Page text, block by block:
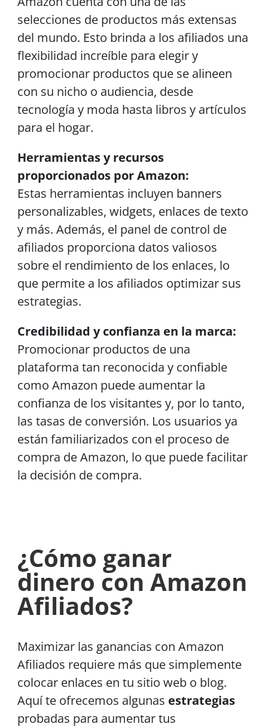
selecciones de productos más extensas
del mundo. Esto brinda a los afiliados una
flexibilidad increíble para elegir y
promocionar productos que se alineen
con su nicho o audiencia, desde
tecnología y moda hasta libros y artículos
para el hogar.
Herramientas y recursos
proporcionados por Amazon:
Estas herramientas incluyen banners
personalizables, widgets, enlaces de texto
y más. Además, el panel de control de
afiliados proporciona datos valiosos
sobre el rendimiento de los enlaces, lo
que permite a los afiliados optimizar sus
estrategias.
Credibilidad y confianza en la marca:
Promocionar productos de una
plataforma tan reconocida y confiable
como Amazon puede aumentar la
confianza de los visitantes y, por lo tanto,
las tasas de conversión. Los usuarios ya
están familiarizados con el proceso de
compra de Amazon, lo que puede facilitar
la decisión de compra.
¿Cómo ganar
dinero con Amazon
Afiliados?
Maximizar las ganancias con Amazon
Afiliados requiere más que simplemente
colocar enlaces en tu sitio web o blog.
Aquí te ofrecemos algunas estrategias
probadas para aumentar tus